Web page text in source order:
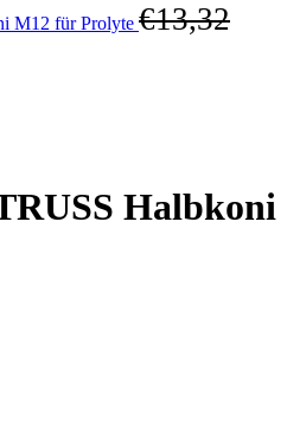
M12 für Prolyte €13,32
Halbkoni